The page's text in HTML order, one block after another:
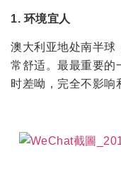
1. 环境宜人
澳大利亚地处南半球
常舒适。最最重要的
时差呦，完全不影响